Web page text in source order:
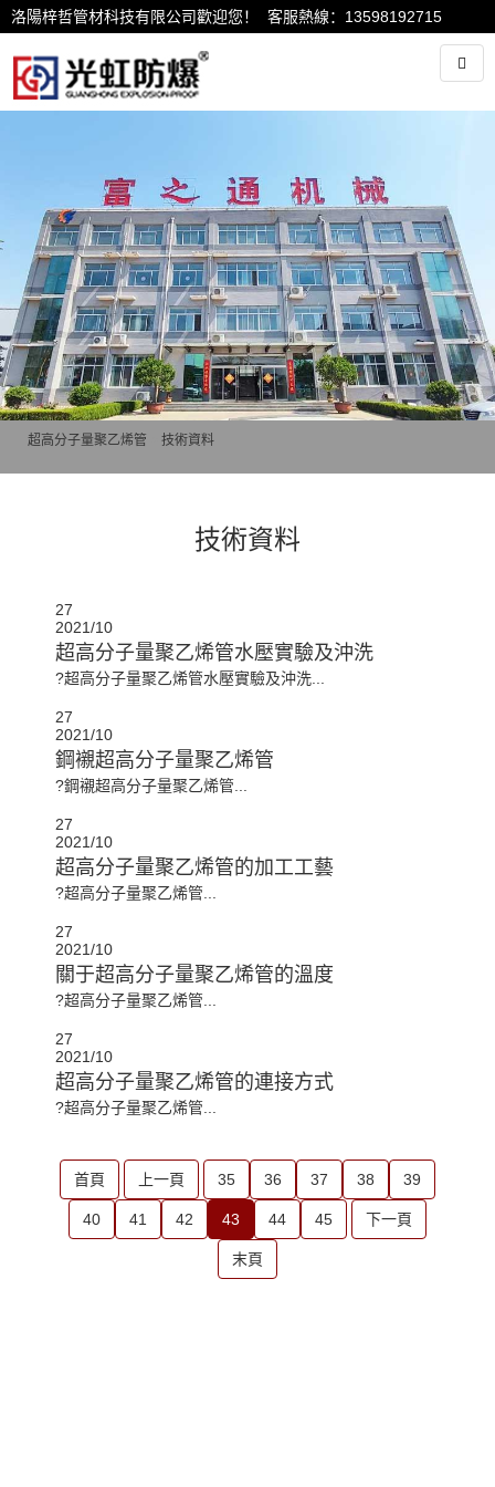
洛陽梓哲管材科技有限公司歡迎您！ 客服熱線：13598192715
超高分子量聚乙烯管 技術資料
技術資料
27
2021/10
超高分子量聚乙烯管水壓實驗及沖洗
?超高分子量聚乙烯管水壓實驗及沖洗...
27
2021/10
鋼襯超高分子量聚乙烯管
?鋼襯超高分子量聚乙烯管...
27
2021/10
超高分子量聚乙烯管的加工工藝
?超高分子量聚乙烯管...
27
2021/10
關于超高分子量聚乙烯管的溫度
?超高分子量聚乙烯管...
27
2021/10
超高分子量聚乙烯管的連接方式
?超高分子量聚乙烯管...
首頁 上一頁 35 36 37 38 39
40 41 42 43 44 45 下一頁
末頁